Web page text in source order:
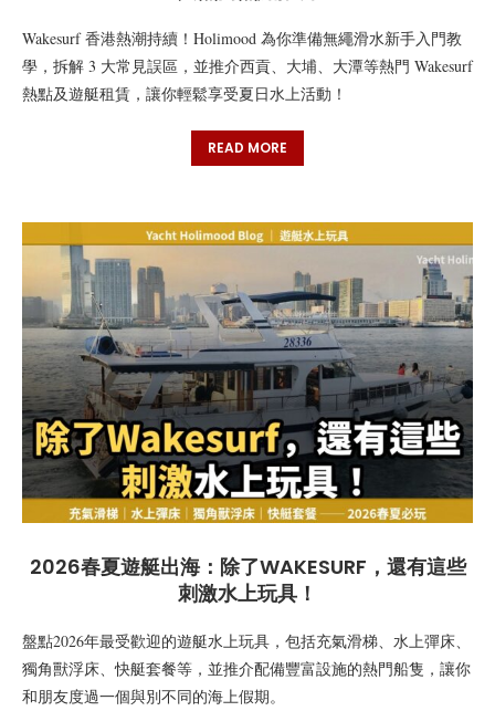
Wakesurf 香港熱潮持續！Holimood 為你準備無繩滑水新手入門教
學，拆解 3 大常見誤區，並推介西貢、大埔、大潭等熱門 Wakesurf
熱點及遊艇租賃，讓你輕鬆享受夏日水上活動！
READ MORE
2026春夏遊艇出海：除了WAKESURF，還有這些
刺激水上玩具！
盤點2026年最受歡迎的遊艇水上玩具，包括充氣滑梯、水上彈床、
獨角獸浮床、快艇套餐等，並推介配備豐富設施的熱門船隻，讓你
和朋友度過一個與別不同的海上假期。